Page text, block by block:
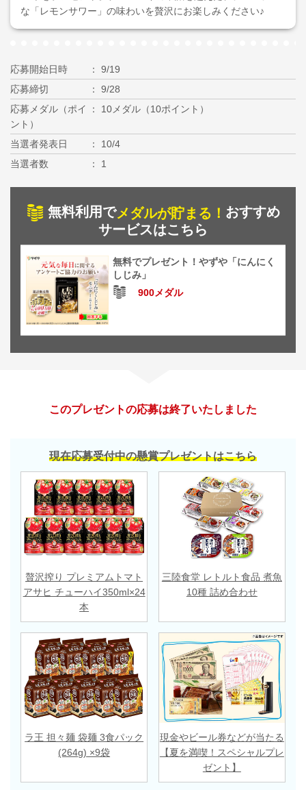
な「レモンサワー」の味わいを贅沢にお楽しみください♪
応募開始日時
9/19
応募締切
9/28
応募メダル（ポイ
ント）
10メダル（10ポイント）
当選者発表日
10/4
当選者数
1
無料利用でメダルが貯まる！ おすすめ
サービスはこちら
無料でプレゼント！やずや「にんにく
しじみ」
900メダル
このプレゼントの応募は終了いたしました
現在応募受付中の懸賞プレゼントはこちら
贅沢搾り プレミアムトマト
アサヒ チューハイ350ml×24
本
三陸食堂 レトルト食品 煮魚
10種 詰め合わせ
ラ王 担々麺 袋麺 3食パック
(264g) ×9袋
現金やビール券などが当たる
【夏を満喫！スペシャルプレ
ゼント】